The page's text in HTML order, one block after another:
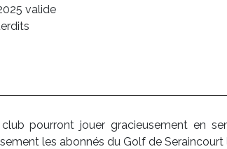
valide
pourront jouer gracieusement en
les abonnés du Golf de Seraincourt